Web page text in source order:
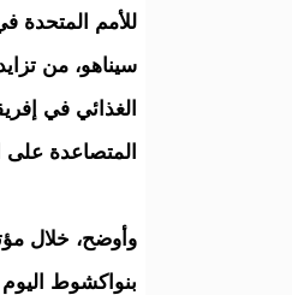
للأمم المتحدة
سيناهو، من
الغذائي في
المتصاعدة على
وأوضح، خلال
بنواكشوط